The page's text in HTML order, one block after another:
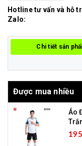
Hotline tư vấn và hỗ
Zalo:
Chi tiết sản
Được mua nhiều
Áo